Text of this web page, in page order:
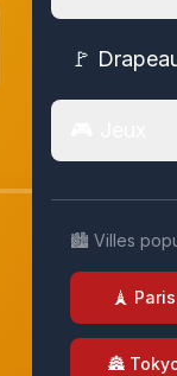
🚩
🏙️ Villes
🗼 Paris
🏯